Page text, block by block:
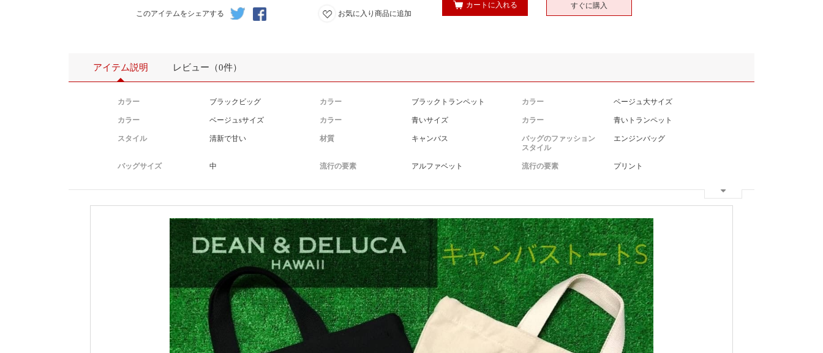
このアイテムをシェアする お気に入り商品に追加
カートに入れる すぐに購入
アイテム説明 レビュー（0件）
カラー ブラックビッグ カラー ブラックトランペット カラー ベージュ大サイズ
カラー ベージュsサイズ カラー 青いサイズ カラー 青いトランペット
スタイル 清新で甘い 材質 キャンバス
バッグのファッション
スタイル
エンジンバッグ
バッグサイズ 中 流行の要素 アルファベット 流行の要素 プリント